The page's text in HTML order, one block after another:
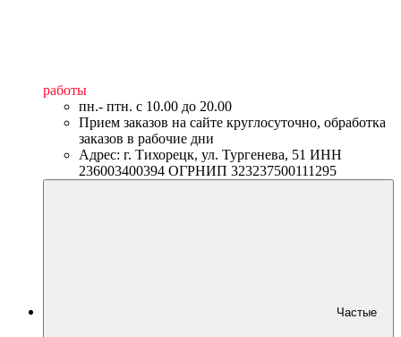
работы
пн.- птн. c 10.00 до 20.00
Прием заказов на сайте круглосуточно, обработка
заказов в рабочие дни
Адрес: г. Тихорецк, ул. Тургенева, 51 ИНН
236003400394 ОГРНИП 323237500111295
Частые